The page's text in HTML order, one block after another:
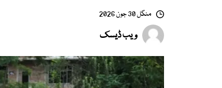
منگل 30 جون 2026
ویب ڈیسک